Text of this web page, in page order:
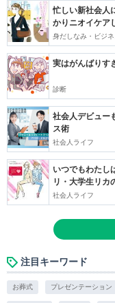
忙しい新社会人
かりニオイケア
身だしなみ・ビジ
実はがんばりす
診断
社会人デビュー
ス術
社会人ライフ
いつでもわたし
リ・大学生リカ
社会人ライフ
注目キーワード
お葬式 プレゼンテーション